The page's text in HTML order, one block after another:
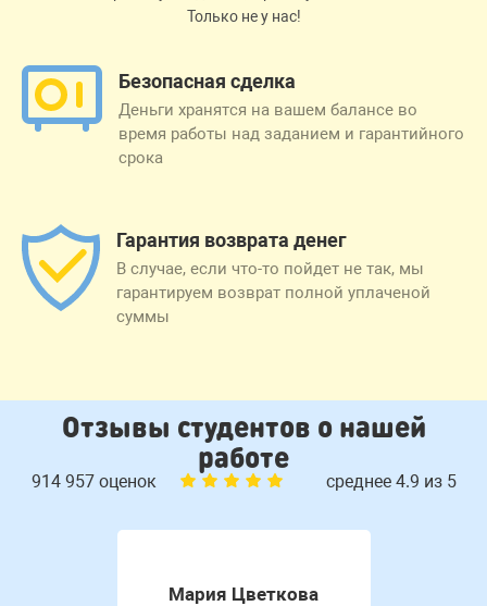
Только не у нас!
Безопасная сделка
Деньги хранятся на вашем балансе во
время работы над заданием и гарантийного
срока
Гарантия возврата денег
В случае, если что-то пойдет не так, мы
гарантируем возврат полной уплаченой
суммы
Отзывы студентов о нашей
работе
914 957 оценок среднее 4.9 из 5
Мария Цветкова